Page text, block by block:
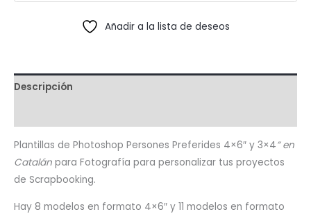
Añadir a la lista de deseos
Descripción
Plantillas de Photoshop Persones Preferides 4×6″ y 3×4” en
Catalán para Fotografía para personalizar tus proyectos
de Scrapbooking.
Hay 8 modelos en formato 4×6″ y 11 modelos en formato